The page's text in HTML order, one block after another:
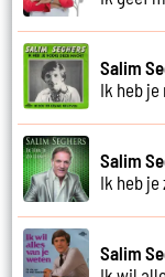
Salim
Ik heb
Salim
Ik heb
Salim